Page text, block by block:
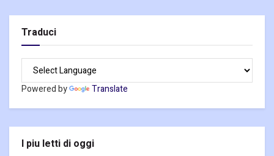
Traduci
Powered by Translate
I piu letti di oggi